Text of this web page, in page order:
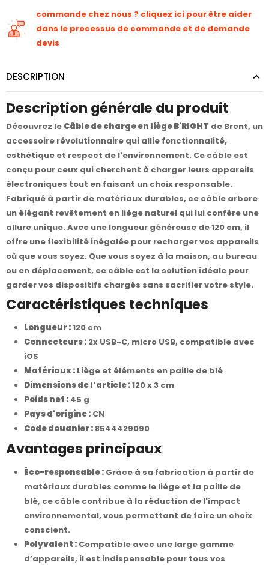
commande chez nous ? cliquez ici pour être aider
dans le processus de commande et de demande
devis
DESCRIPTION
Description générale du produit
Découvrez le Câble de charge en liège B'RIGHT de Brent, un
accessoire révolutionnaire qui allie fonctionnalité,
esthétique et respect de l'environnement. Ce câble est
conçu pour ceux qui cherchent à charger leurs appareils
électroniques tout en faisant un choix responsable.
Fabriqué à partir de matériaux durables, ce câble arbore
un élégant revêtement en liège naturel qui lui confère une
allure unique. Avec une longueur généreuse de 120 cm, il
offre une flexibilité inégalée pour recharger vos appareils
où que vous soyez. Que vous soyez à la maison, au bureau
ou en déplacement, ce câble est la solution idéale pour
garder vos dispositifs chargés sans sacrifier votre style.
Caractéristiques techniques
Longueur :120 cm
Connecteurs : 2x USB-C, micro USB, compatible avec
iOS
Matériaux : Liège et éléments en paille de blé
Dimensions de l’article :120 x 3 cm
Poids net : 45 g
Pays d'origine : CN
Code douanier : 8544429090
Avantages principaux
Éco-responsable : Grâce à sa fabrication à partir de
matériaux durables comme le liège et la paille de
blé, ce câble contribue à la réduction de l'impact
environnemental, vous permettant de faire un choix
conscient.
Polyvalent : Compatible avec une large gamme
d’appareils, il est indispensable pour tous vos